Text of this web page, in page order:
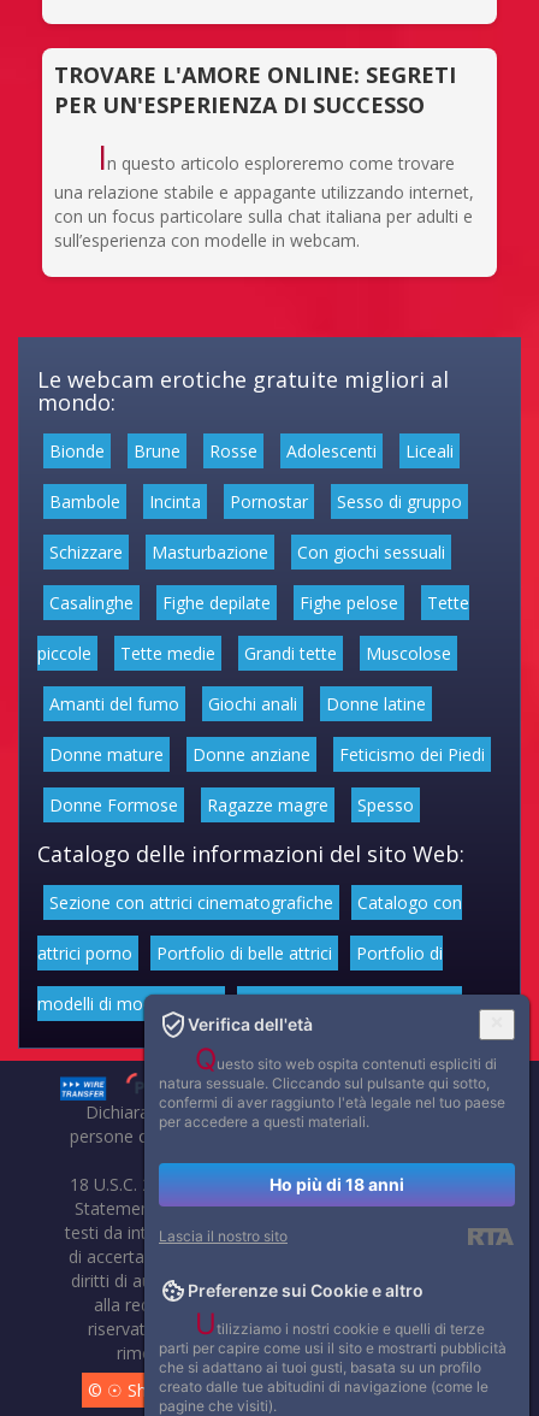
TROVARE L'AMORE ONLINE: SEGRETI
PER UN'ESPERIENZA DI SUCCESSO
In questo articolo esploreremo come trovare
una relazione stabile e appagante utilizzando internet,
con un focus particolare sulla chat italiana per adulti e
sull’esperienza con modelle in webcam.
Le webcam erotiche gratuite migliori al
mondo:
Bionde Brune Rosse Adolescenti Liceali
Bambole Incinta Pornostar Sesso di gruppo
Schizzare Masturbazione Con giochi sessuali
Casalinghe Fighe depilate Fighe pelose Tette
piccole Tette medie Grandi tette Muscolose
Amanti del fumo Giochi anali Donne latine
Donne mature Donne anziane Feticismo dei Piedi
Donne Formose Ragazze magre Spesso
Catalogo delle informazioni del sito Web:
Sezione con attrici cinematografiche Catalogo con
attrici porno Portfolio di belle attrici Portfolio di
modelli di moda volgari
Dichiarazione di non responsabilità: tutti i membri e le
persone che compaiono su questo sito hanno almeno 18
anni.
18 U.S.C. 2257 Record-Keeping Requirements Compliance
Statement. Affaritaliani, prima di pubblicare foto, video o
testi da internet, compie tutte le opportune verifiche al fine
di accertarne il libero regime di circolazione e non violare i
diritti di autore o altri diritti esclusivi di terzi. Per segnalare
alla redazione eventuali errori nell'uso del materiale
riservato, scriveteci: provvederemo prontamente alla
rimozione del materiale lesivo di diritti di terzi.
© ☉ Show di Sesso VivoCam. 2014 - 2026. Tutti i diritti
Verifica dell'età
Questo sito web ospita contenuti espliciti di
natura sessuale. Cliccando sul pulsante qui sotto,
confermi di aver raggiunto l'età legale nel tuo paese
per accedere a questi materiali.
Ho più di 18 anni
Lascia il nostro sito
Preferenze sui Cookie e altro
Utilizziamo i nostri cookie e quelli di terze
parti per capire come usi il sito e mostrarti pubblicità
che si adattano ai tuoi gusti, basata su un profilo
creato dalle tue abitudini di navigazione (come le
pagine che visiti).